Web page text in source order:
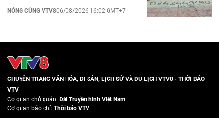
NÓNG CÙNG VTV806/08/2026 16:02 GMT+7
CHUYÊN TRANG VĂN HÓA, DI SẢN, LỊCH SỬ VÀ DU LỊCH VTV8 - THỜI BÁO
VTV
Cơ quan chủ quản:Đài Truyền hình Việt Nam
Cơ quan báo chí: Thời báo VTV